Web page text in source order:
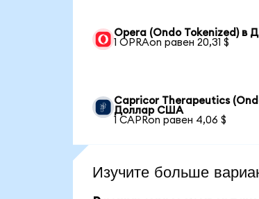
Opera (Ondo Tokenized) в
1 OPRAon равен 20,31 $
Capricor Therapeutics
Доллар США
1 CAPRon равен 4,06 $
Изучите больше